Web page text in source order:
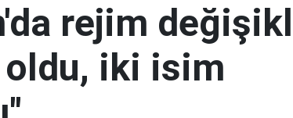
rejim
oldu, iki isim